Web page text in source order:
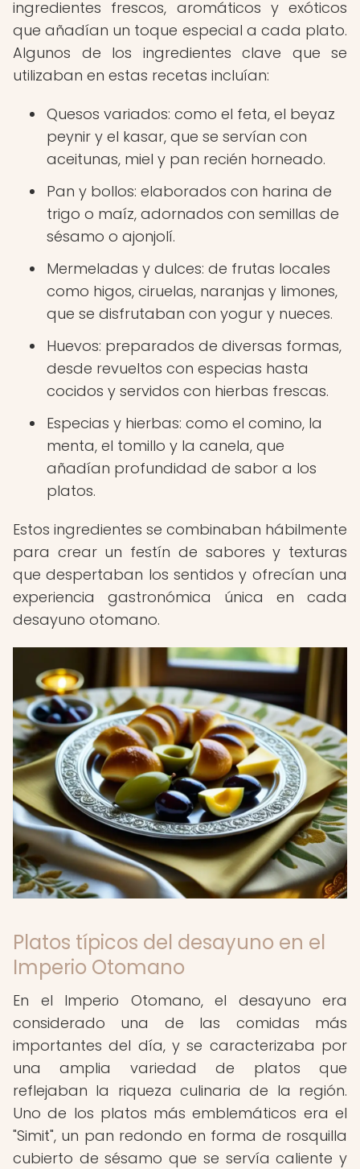
ingredientes frescos, aromáticos y exóticos
que añadían un toque especial a cada plato.
Algunos de los ingredientes clave que se
utilizaban en estas recetas incluían:
Quesos variados: como el feta, el beyaz
peynir y el kasar, que se servían con
aceitunas, miel y pan recién horneado.
Pan y bollos: elaborados con harina de
trigo o maíz, adornados con semillas de
sésamo o ajonjolí.
Mermeladas y dulces: de frutas locales
como higos, ciruelas, naranjas y limones,
que se disfrutaban con yogur y nueces.
Huevos: preparados de diversas formas,
desde revueltos con especias hasta
cocidos y servidos con hierbas frescas.
Especias y hierbas: como el comino, la
menta, el tomillo y la canela, que
añadían profundidad de sabor a los
platos.
Estos ingredientes se combinaban hábilmente
para crear un festín de sabores y texturas
que despertaban los sentidos y ofrecían una
experiencia gastronómica única en cada
desayuno otomano.
Platos típicos del desayuno en el
Imperio Otomano
En el Imperio Otomano, el desayuno era
considerado una de las comidas más
importantes del día, y se caracterizaba por
una amplia variedad de platos que
reflejaban la riqueza culinaria de la región.
Uno de los platos más emblemáticos era el
"Simit", un pan redondo en forma de rosquilla
cubierto de sésamo que se servía caliente y